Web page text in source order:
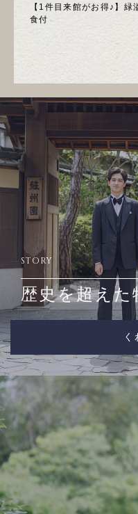
【1件目来館がお得♪】
食付
STORY
歴史を超えた
く